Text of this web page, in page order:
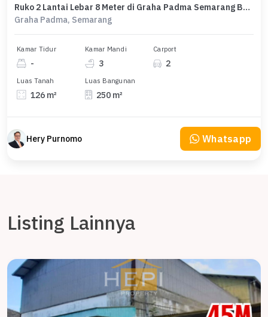
Ruko 2 Lantai Lebar 8 Meter di Graha Padma Semarang Barat
Graha Padma, Semarang
Kamar Tidur
-
Kamar Mandi
3
Carport
2
Luas Tanah
126 m²
Luas Bangunan
250 m²
Hery Purnomo Whatsapp
Listing Lainnya